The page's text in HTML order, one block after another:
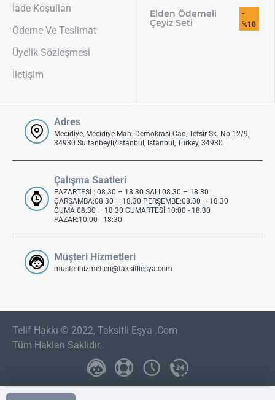
İade Koşulları
Ödeme Ve Teslimat
Üyelik Sözleşmesi
İletişim
Elden Ödemeli
Çeyiz Seti
-
%10
Adres
Mecidiye, Mecidiye Mah. Demokrasi Cad, Tefsir Sk. No:12/9,
34930 Sultanbeyli/İstanbul, Istanbul, Turkey, 34930
Çalışma Saatleri
PAZARTESİ : 08.30 – 18.30 SALI:08.30 – 18.30
ÇARŞAMBA:08.30 – 18.30 PERŞEMBE:08.30 – 18.30
CUMA:08.30 – 18.30 CUMARTESİ:10:00 - 18:30
PAZAR:10:00 - 18:30
Müşteri Hizmetleri
musterihizmetleri@taksitliesya.com
Telif Hakkı © 2022, Taksitli Eşya .Com
Tüm Hakları Saklıdır..